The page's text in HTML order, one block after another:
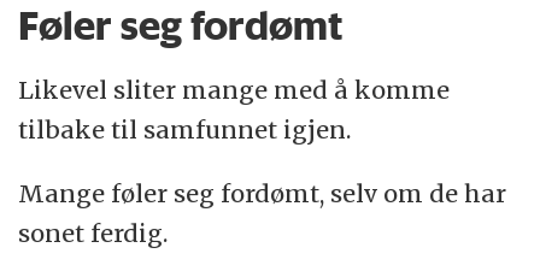
Føler seg fordømt
Likevel sliter mange med å komme
tilbake til samfunnet igjen.
Mange føler seg fordømt, selv om de har
sonet ferdig.